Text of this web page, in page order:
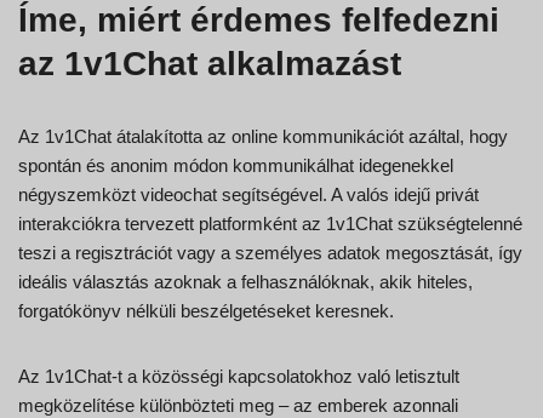
Íme, miért érdemes felfedezni
az 1v1Chat alkalmazást
Az 1v1Chat átalakította az online kommunikációt azáltal, hogy
spontán és anonim módon kommunikálhat idegenekkel
négyszemközt videochat segítségével. A valós idejű privát
interakciókra tervezett platformként az 1v1Chat szükségtelenné
teszi a regisztrációt vagy a személyes adatok megosztását, így
ideális választás azoknak a felhasználóknak, akik hiteles,
forgatókönyv nélküli beszélgetéseket keresnek.
Az 1v1Chat-t a közösségi kapcsolatokhoz való letisztult
megközelítése különbözteti meg – az emberek azonnali